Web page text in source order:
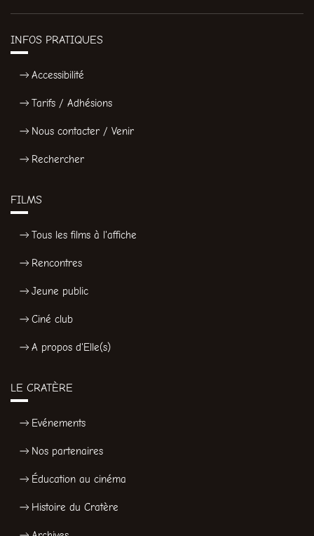
INFOS PRATIQUES
Accessibilité
Tarifs / Adhésions
Nous contacter / Venir
Rechercher
FILMS
Tous les films à l'affiche
Rencontres
Jeune public
Ciné club
A propos d'Elle(s)
LE CRATÈRE
Evénements
Nos partenaires
Éducation au cinéma
Histoire du Cratère